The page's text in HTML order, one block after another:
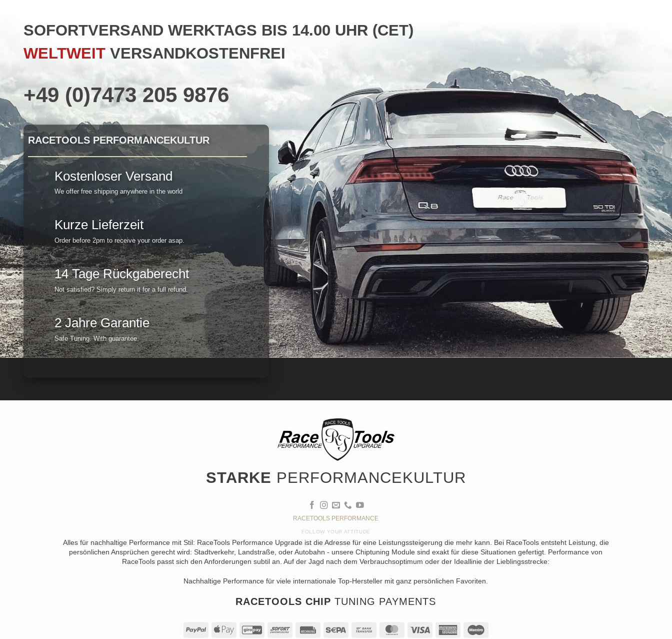
SOFORTVERSAND WERKTAGS BIS 14.00 UHR (CET)
WELTWEIT VERSANDKOSTENFREI
+49 (0)7473 205 9876
RACETOOLS PERFORMANCEKULTUR
Kostenloser Versand
We offer free shipping anywhere in the world
Kurze Lieferzeit
Order before 2pm to receive your order asap.
14 Tage Rückgaberecht
Not satisfied? Simply return it for a full refund.
2 Jahre Garantie
Safe Tuning. With guarantee.
STARKE PERFORMANCEKULTUR
RACETOOLS PERFORMANCE
FOLLOW YOUR ATTITUDE
Alles für nachhaltige Performance mit Stil: RaceTools Performance Upgrade ist die Adresse für eine Leistungssteigerung die mehr kann. Bei RaceTools entsteht Leistung, die
persönlichen Ansprüchen gerecht wird: Stadtverkehr, Landstraße, oder Autobahn - unsere Chiptuning Module sind exakt für diese Situationen gefertigt. Performance von
RaceTools passt sich den Anforderungen subtil an. Auf der Jagd nach dem Verbrauchsoptimum oder der Ideallinie der Lieblingsstrecke:
Nachhaltige Performance für viele internationale Top-Hersteller mit ganz persönlichen Favoriten.
RACETOOLS CHIP TUNING PAYMENTS
PayPal Apple
GiroPaySofort RechungSepa
Bank
MasterCard
Visa
American